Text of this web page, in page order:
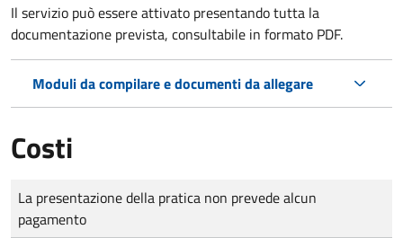
Il servizio può essere attivato presentando tutta la
documentazione prevista, consultabile in formato PDF.
Moduli da compilare e documenti da allegare
Costi
Tipo di pagamento
Importo
La presentazione della pratica non prevede alcun
pagamento